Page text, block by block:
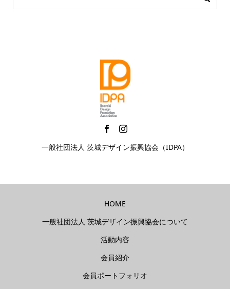
一般社団法人 茨城デザイン振興協会（IDPA）
HOME
一般社団法人 茨城デザイン振興協会について
活動内容
会員紹介
会員ポートフォリオ